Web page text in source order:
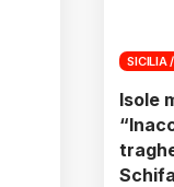
SICILIA
Isole